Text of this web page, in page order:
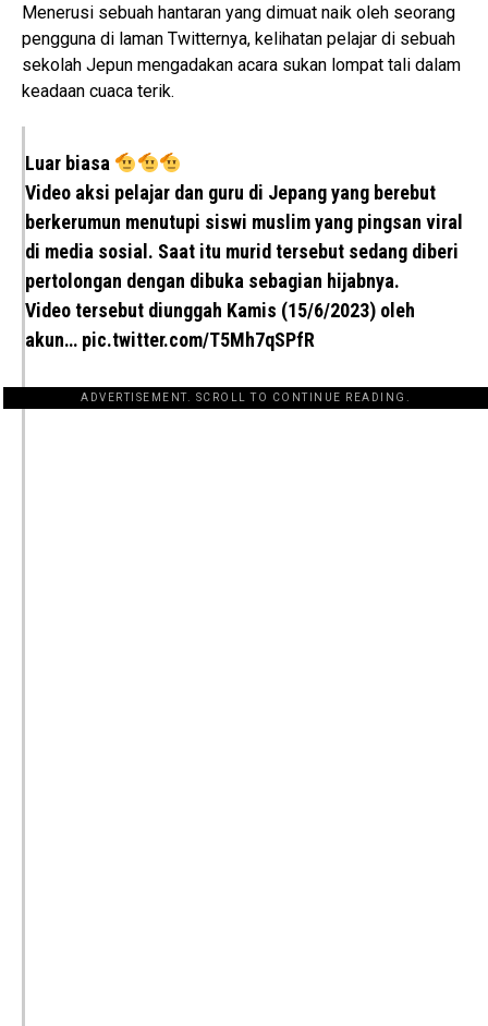
Menerusi sebuah hantaran yang dimuat naik oleh seorang
pengguna di laman Twitternya, kelihatan pelajar di sebuah
sekolah Jepun mengadakan acara sukan lompat tali dalam
keadaan cuaca terik.
Luar biasa
Video aksi pelajar dan guru di Jepang yang berebut
berkerumun menutupi siswi muslim yang pingsan viral
di media sosial. Saat itu murid tersebut sedang diberi
pertolongan dengan dibuka sebagian hijabnya.
Video tersebut diunggah Kamis (15/6/2023) oleh
akun… pic.twitter.com/T5Mh7qSPfR
ADVERTISEMENT. SCROLL TO CONTINUE READING.